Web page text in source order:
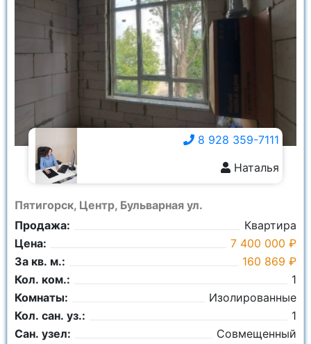
Пятигорск, Центр, Бульварная ул.
Продажа:
Квартира
Цена:
7 400 000 ₽
За кв. м.:
160 869 ₽
Кол. ком.:
1
Комнаты:
Изолированные
Кол. сан. уз.:
1
Сан. узел:
Совмещенный
8 928 359-7111
Наталья